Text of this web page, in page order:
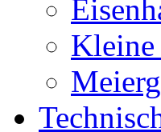
Kleine